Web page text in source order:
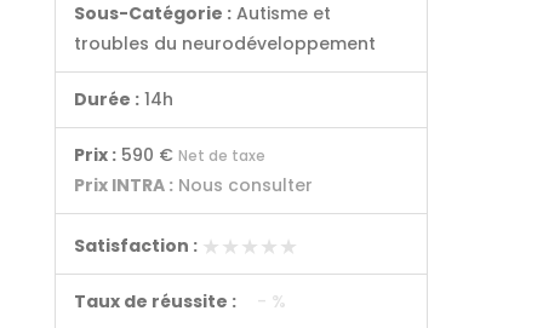
Sous-Catégorie : Autisme et
troubles du neurodéveloppement
Durée :14h
Prix : 590 € Net de taxe
Prix INTRA :Nous consulter
Satisfaction : ★★★★★
★★★★★
Taux de réussite : - %